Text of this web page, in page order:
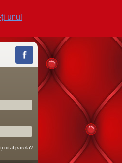
unul
uitat parola?